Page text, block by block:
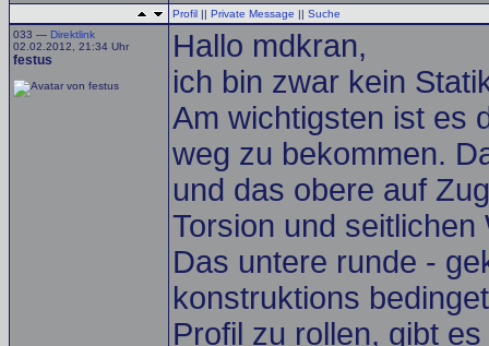
Profil || Private Message || Suche
033 — Direktlink
02.02.2012, 21:34 Uhr
festus
Hallo mdkran,
ich bin zwar kein
Am wichtigsten ist es
weg zu bekommen.
und das obere auf
Torsion und
Das untere runde -
konstruktions
Profil zu rollen, gibt